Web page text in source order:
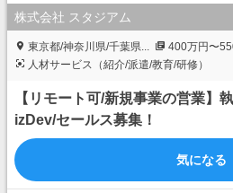
株式会社 スタジアム
東京都/神奈川県/千葉県...
400万円〜
人材サービス（紹介/派遣/教育/研修）
【リモート可/新規事業の営業】
izDev/セールス募集！
気になる